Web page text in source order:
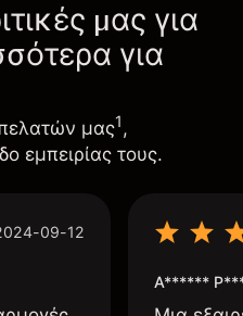
μας για
για
μας1,
εμπειρίας τους.
09-12
A******